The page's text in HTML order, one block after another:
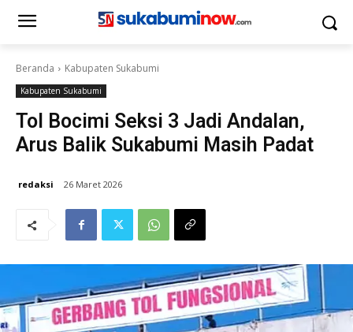
Beranda Kabupaten Sukabumi
Kabupaten Sukabumi
Tol Bocimi Seksi 3 Jadi Andalan,
Arus Balik Sukabumi Masih Padat
redaksi 26 Maret 2026